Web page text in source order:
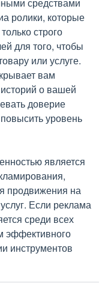
ролики, которые
строго
для того, чтобы
или услуге.
вам
о вашей
доверие
уровень
является
продвижения на
Если реклама
среди всех
эффективного
инструментов